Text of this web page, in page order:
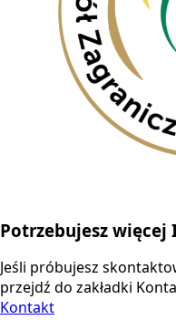
Potrzebujesz
Jeśli próbujesz
przejdź do zakładki
Kontakt